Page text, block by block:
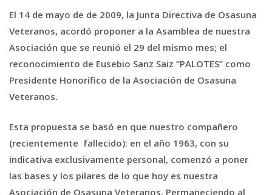
El 14 de mayo de de 2009, la Junta Directiva de Osasuna
Veteranos, acordó proponer a la Asamblea de nuestra
Asociación que se reunió el 29 del mismo mes; el
reconocimiento de Eusebio Sanz Saiz “PALOTES” como
Presidente Honorífico de la Asociación de Osasuna
Veteranos.
Esta propuesta se basó en que nuestro compañero
(recientemente fallecido): en el año 1963, con su
indicativa exclusivamente personal, comenzó a poner
las bases y los pilares de lo que hoy es nuestra
Asociación de Osasuna Veteranos. Permaneciendo al